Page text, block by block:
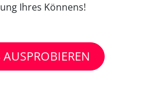
Ihres Könnens!
AUSPROBIEREN